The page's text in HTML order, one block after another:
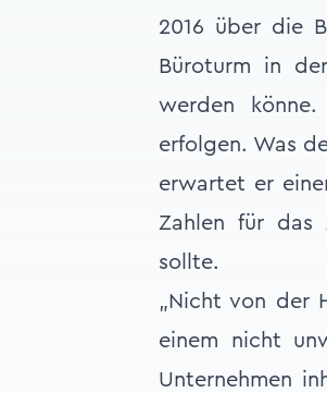
2016 über die
Büroturm in
werden
erfolgen. Was
erwartet er
Zahlen für das
sollte.
„Nicht von der
einem nicht
Unternehmen